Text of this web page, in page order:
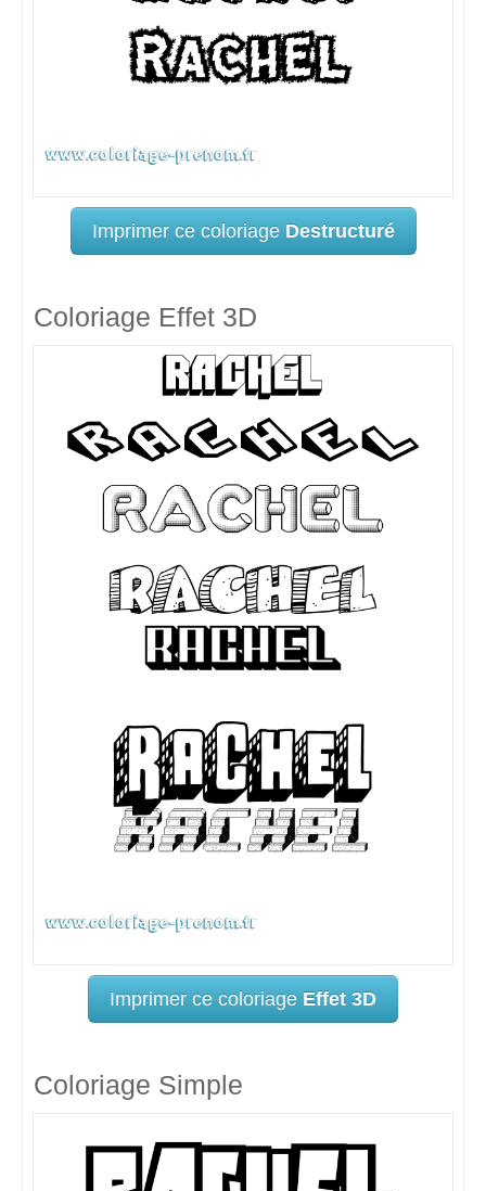
Imprimer ce coloriage Destructuré
Coloriage Effet 3D
Imprimer ce coloriage Effet 3D
Coloriage Simple